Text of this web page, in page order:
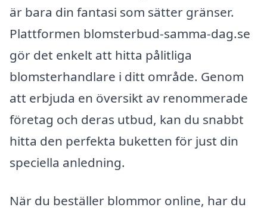
är bara din fantasi som sätter gränser.
Plattformen blomsterbud-samma-dag.se
gör det enkelt att hitta pålitliga
blomsterhandlare i ditt område. Genom
att erbjuda en översikt av renommerade
företag och deras utbud, kan du snabbt
hitta den perfekta buketten för just din
speciella anledning.
När du beställer blommor online, har du